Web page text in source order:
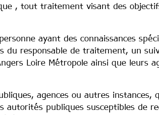
, tout traitement visant des
ayant des connaissances
du responsable de traitement, un
Loire Métropole ainsi que leurs
agences ou autres instances,
autorités publiques susceptibles de